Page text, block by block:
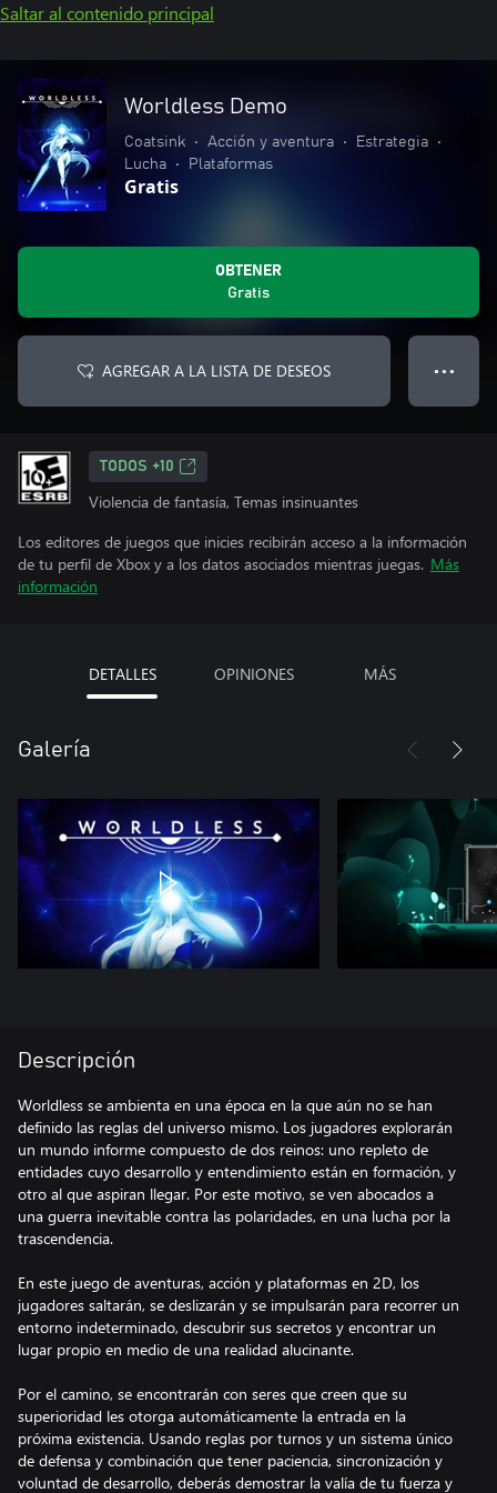
Saltar al contenido principal
Worldless Demo
Coatsink • Acción y aventura • Estrategia
•
Lucha
• Plataformas
Gratis
OBTENER
Gratis
AGREGAR A LA LISTA DE DESEOS ● ● ●
TODOS +10
Violencia de fantasía, Temas insinuantes
Los editores de juegos que inicies recibirán acceso a la información
de tu perfil de Xbox y a los datos asociados mientras juegas. Más
información
DETALLES OPINIONES MÁS
Galería
Descripción
Worldless se ambienta en una época en la que aún no se han
definido las reglas del universo mismo. Los jugadores explorarán
un mundo informe compuesto de dos reinos: uno repleto de
entidades cuyo desarrollo y entendimiento están en formación, y
otro al que aspiran llegar. Por este motivo, se ven abocados a
una guerra inevitable contra las polaridades, en una lucha por la
trascendencia.
En este juego de aventuras, acción y plataformas en 2D, los
jugadores saltarán, se deslizarán y se impulsarán para recorrer un
entorno indeterminado, descubrir sus secretos y encontrar un
lugar propio en medio de una realidad alucinante.
Por el camino, se encontrarán con seres que creen que su
superioridad les otorga automáticamente la entrada en la
próxima existencia. Usando reglas por turnos y un sistema único
de defensa y combinación que tener paciencia, sincronización y
voluntad de desarrollo, deberás demostrar la valía de tu fuerza y